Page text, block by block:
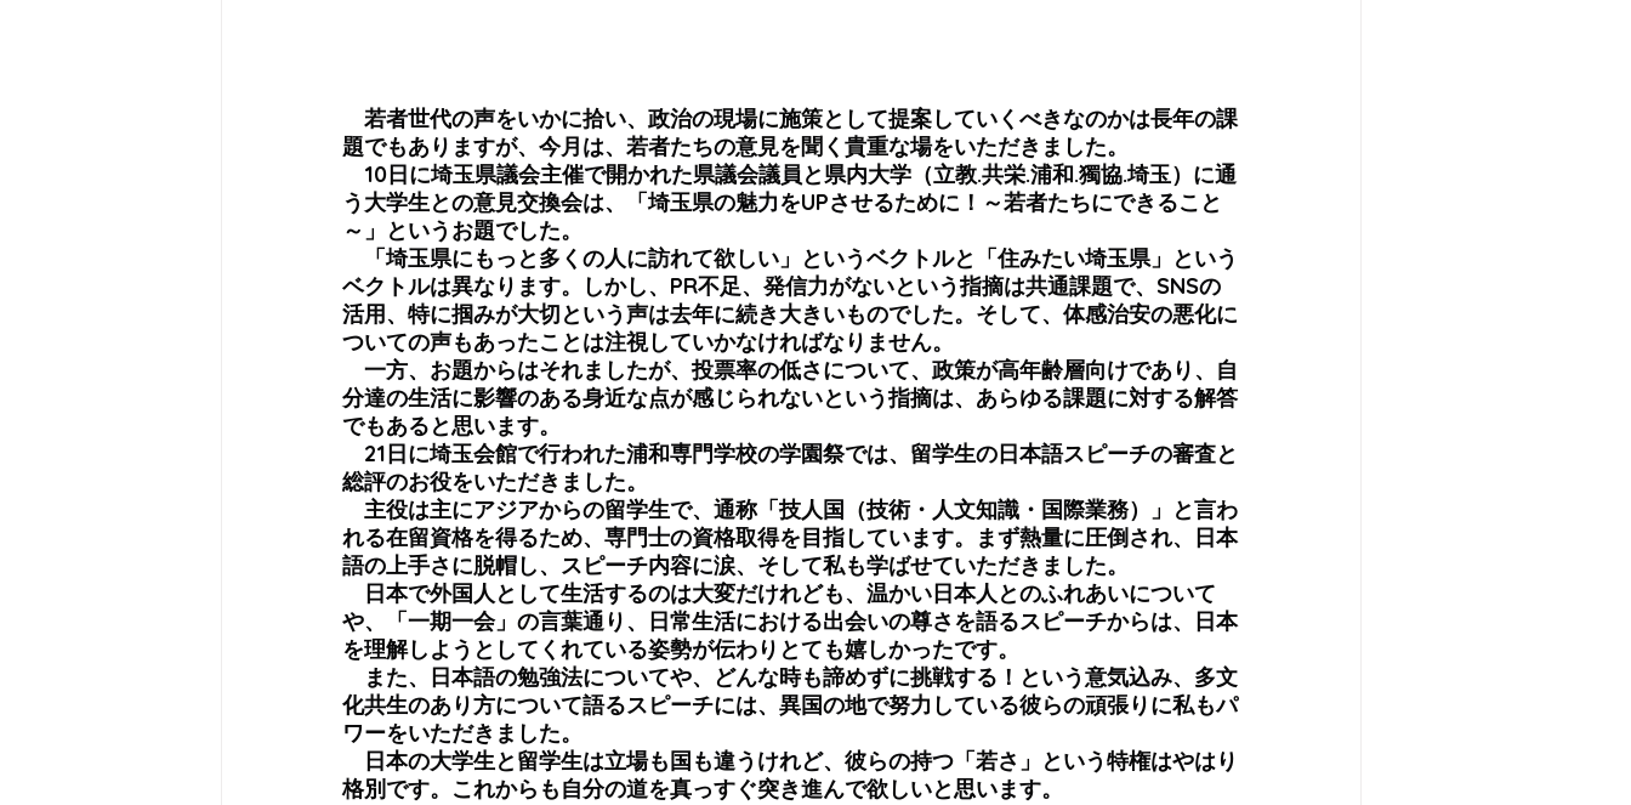
若者世代の声をいかに拾い、政治の現場に施策として提案していくべきなのかは長年の課
題でもありますが、今月は、若者たちの意見を聞く貴重な場をいただきました。
10日に埼玉県議会主催で開かれた県議会議員と県内大学（立教.共栄.浦和.獨協.埼玉）に通
う大学生との意見交換会は、「埼玉県の魅力をUPさせるために！～若者たちにできること
～」というお題でした。
「埼玉県にもっと多くの人に訪れて欲しい」というベクトルと「住みたい埼玉県」という
ベクトルは異なります。しかし、PR不足、発信力がないという指摘は共通課題で、SNSの
活用、特に掴みが大切という声は去年に続き大きいものでした。そして、体感治安の悪化に
ついての声もあったことは注視していかなければなりません。
一方、お題からはそれましたが、投票率の低さについて、政策が高年齢層向けであり、自
分達の生活に影響のある身近な点が感じられないという指摘は、あらゆる課題に対する解答
でもあると思います。
21日に埼玉会館で行われた浦和専門学校の学園祭では、留学生の日本語スピーチの審査と
総評のお役をいただきました。
主役は主にアジアからの留学生で、通称「技人国（技術・人文知識・国際業務）」と言わ
れる在留資格を得るため、専門士の資格取得を目指しています。まず熱量に圧倒され、日本
語の上手さに脱帽し、スピーチ内容に涙、そして私も学ばせていただきました。
日本で外国人として生活するのは大変だけれども、温かい日本人とのふれあいについて
や、「一期一会」の言葉通り、日常生活における出会いの尊さを語るスピーチからは、日本
を理解しようとしてくれている姿勢が伝わりとても嬉しかったです。
また、日本語の勉強法についてや、どんな時も諦めずに挑戦する！という意気込み、多文
化共生のあり方について語るスピーチには、異国の地で努力している彼らの頑張りに私もパ
ワーをいただきました。
日本の大学生と留学生は立場も国も違うけれど、彼らの持つ「若さ」という特権はやはり
格別です。これからも自分の道を真っすぐ突き進んで欲しいと思います。